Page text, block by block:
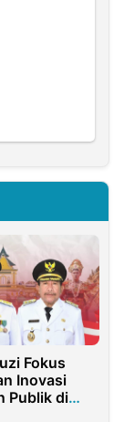
Fokus
Inovasi
Publik di